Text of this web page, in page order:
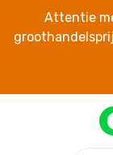
Attentie